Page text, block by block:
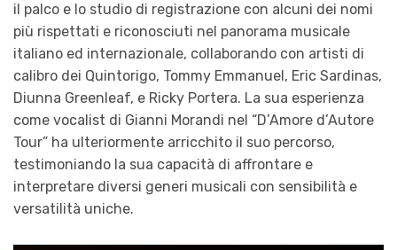
il palco e lo studio di registrazione con alcuni dei nomi
più rispettati e riconosciuti nel panorama musicale
italiano ed internazionale, collaborando con artisti di
calibro dei Quintorigo, Tommy Emmanuel, Eric Sardinas,
Diunna Greenleaf, e Ricky Portera. La sua esperienza
come vocalist di Gianni Morandi nel “D’Amore d’Autore
Tour” ha ulteriormente arricchito il suo percorso,
testimoniando la sua capacità di affrontare e
interpretare diversi generi musicali con sensibilità e
versatilità uniche.